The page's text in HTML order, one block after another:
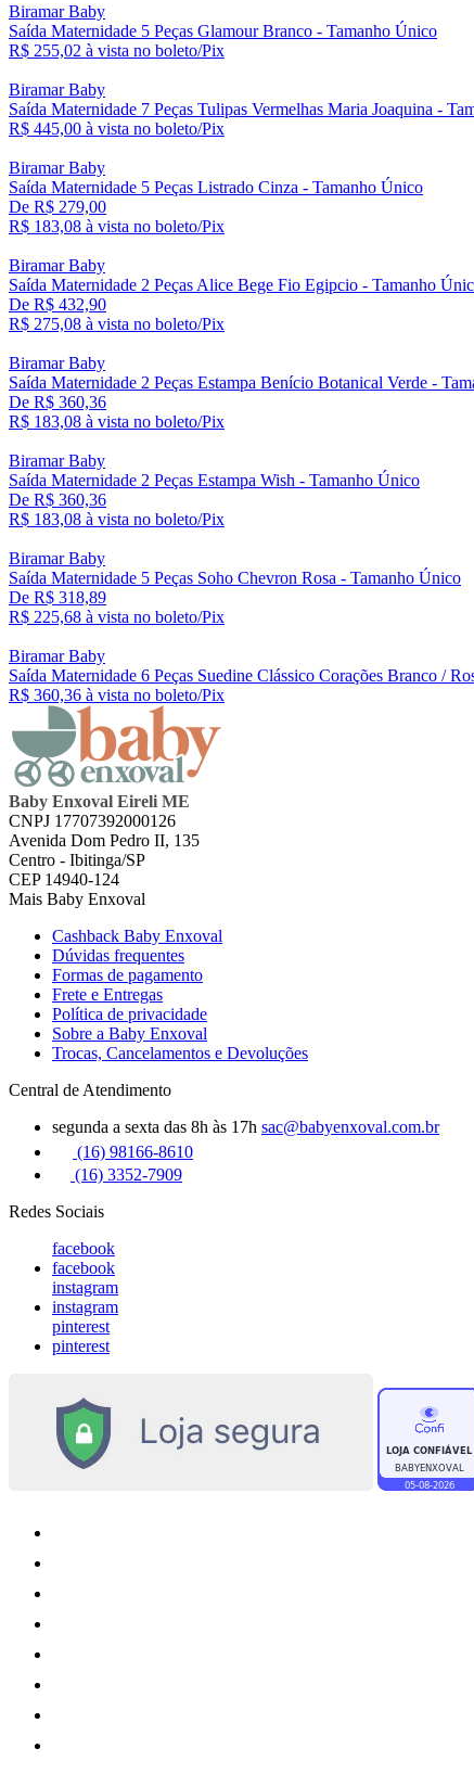
Biramar Baby
Saída Maternidade 5 Peças Glamour Branco - Tamanho Único
R$ 255,02 à vista no boleto/Pix
Biramar Baby
Saída Maternidade 7 Peças Tulipas Vermelhas Maria Joaquina -
R$ 445,00 à vista no boleto/Pix
Biramar Baby
Saída Maternidade 5 Peças Listrado Cinza - Tamanho Único
De R$ 279,00
R$ 183,08 à vista no boleto/Pix
Biramar Baby
Saída Maternidade 2 Peças Alice Bege Fio Egipcio - Tamanho
De R$ 432,90
R$ 275,08 à vista no boleto/Pix
Biramar Baby
Saída Maternidade 2 Peças Estampa Benício Botanical Verde -
De R$ 360,36
R$ 183,08 à vista no boleto/Pix
Biramar Baby
Saída Maternidade 2 Peças Estampa Wish - Tamanho Único
De R$ 360,36
R$ 183,08 à vista no boleto/Pix
Biramar Baby
Saída Maternidade 5 Peças Soho Chevron Rosa - Tamanho Único
De R$ 318,89
R$ 225,68 à vista no boleto/Pix
Biramar Baby
Saída Maternidade 6 Peças Suedine Clássico Corações Branco /
R$ 360,36 à vista no boleto/Pix
Baby Enxoval Eireli ME
CNPJ 17707392000126
Avenida Dom Pedro II, 135
Centro - Ibitinga/SP
CEP 14940-124
Mais Baby Enxoval
Cashback Baby Enxoval
Dúvidas frequentes
Formas de pagamento
Frete e Entregas
Política de privacidade
Sobre a Baby Enxoval
Trocas, Cancelamentos e Devoluções
Central de Atendimento
segunda a sexta das 8h às 17h sac@babyenxoval.com.br
(16) 98166-8610
(16) 3352-7909
Redes Sociais
facebook
facebook
instagram
instagram
pinterest
pinterest